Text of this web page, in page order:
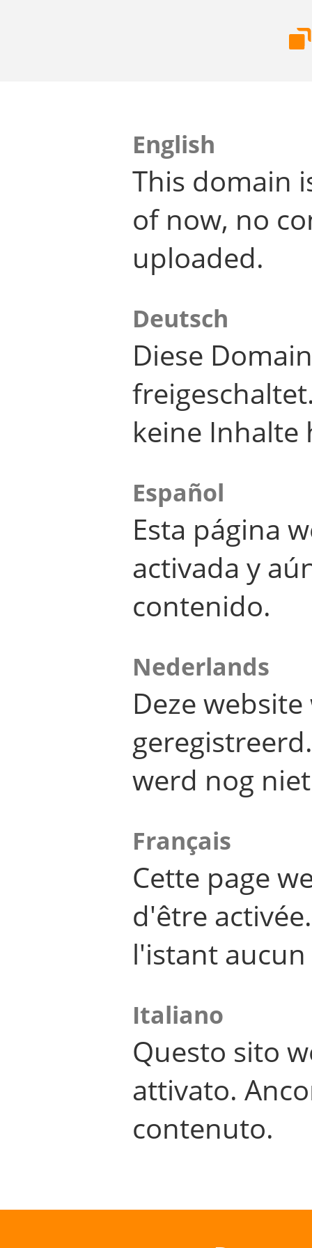
English
This domain
of now, no
uploaded.
Deutsch
Diese
keine Inhalte
Español
Esta página
activada y
contenido.
Nederlands
Deze
werd nog
Français
Cette page
d'être
l'istant
Italiano
Questo sito
attivato.
contenuto.